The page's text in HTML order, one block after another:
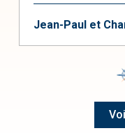
Jean-Paul et